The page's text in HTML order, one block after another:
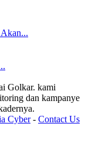
Golkar. kami
dan kampanye
Cyber- Contact Us